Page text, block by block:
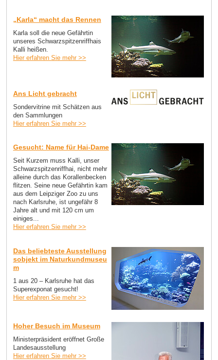
„Karla“ macht das Rennen
Karla soll die neue Gefährtin
unseres Schwarzspitzenriffhais
Kalli heißen.
Hier erfahren Sie mehr >>
Ans Licht gebracht
Sondervitrine mit Schätzen aus
den Sammlungen
Hier erfahren Sie mehr >>
Gesucht: Name für Hai-Dame
Seit Kurzem muss Kalli, unser
Schwarzspitzenriffhai, nicht mehr
alleine durch das Korallenbecken
flitzen. Seine neue Gefährtin kam
aus dem Leipziger Zoo zu uns
nach Karlsruhe, ist ungefähr 8
Jahre alt und mit 120 cm um
einiges...
Hier erfahren Sie mehr >>
Das beliebteste Ausstellung
sobjekt im Naturkundmuseu
m
1 aus 20 – Karlsruhe hat das
Superexponat gesucht!
Hier erfahren Sie mehr >>
Hoher Besuch im Museum
Ministerpräsident eröffnet Große
Landesausstellung
Hier erfahren Sie mehr >>